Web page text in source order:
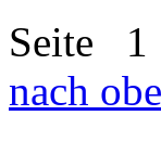
Seite 1
nach